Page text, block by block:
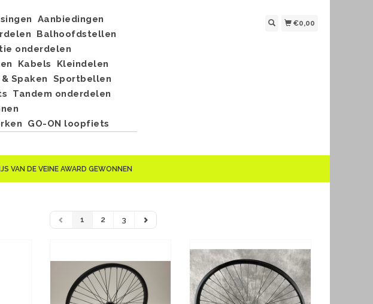
Aanbiedingen
Balhoofdstellen
onderdelen
Kabels
Kleindelen
Spaken
Sportbellen
Tandem onderdelen
GO-ON loopfiets
€0,00
VAN DE VEINE AWARD GEWONNEN
1 2 3